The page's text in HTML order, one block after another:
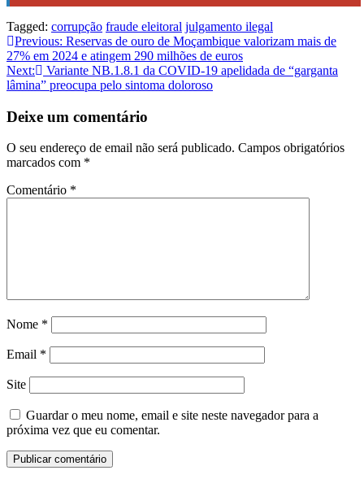
Tagged: corrupção fraude eleitoral julgamento ilegal
Navegação
de
artigos
Previous: Reservas de ouro de Moçambique valorizam mais de
27% em 2024 e atingem 290 milhões de euros
Next:
Variante NB.1.8.1 da COVID-19 apelidada de “garganta
lâmina” preocupa pelo sintoma doloroso
Deixe um comentário
O seu endereço de email não será publicado. Campos obrigatórios
marcados com *
Comentário *
Nome *
Email *
Site
Guardar o meu nome, email e site neste navegador para a
próxima vez que eu comentar.